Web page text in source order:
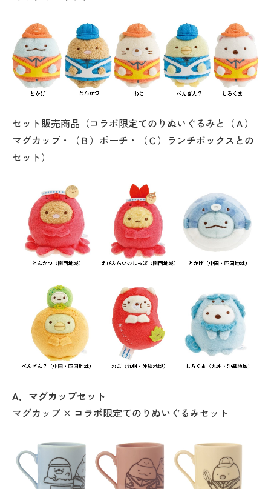
セット販売商品（コラボ限定てのりぬいぐるみと（Ａ）
マグカップ・（Ｂ）ポーチ・（Ｃ）ランチボックスとの
セット）
A．マグカップセット
マグカップ × コラボ限定てのりぬいぐるみセット